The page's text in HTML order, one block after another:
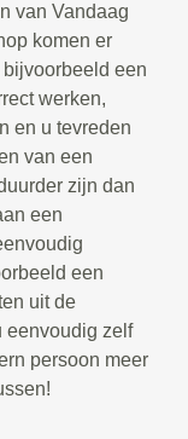
van Vandaag
komen er
een
werken,
en u tevreden
van een
zijn dan
een
een
uit de
eenvoudig zelf
persoon meer